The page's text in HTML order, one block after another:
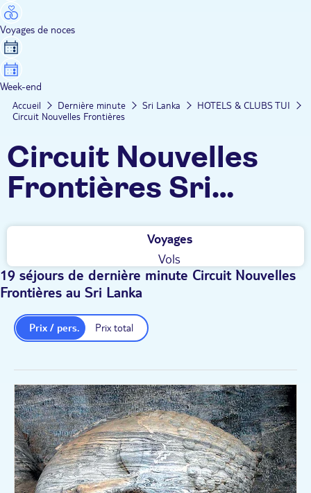
Voyages de noces
Week-end
Accueil Dernière minute Sri Lanka
HOTELS & CLUBS TUI
Circuit Nouvelles Frontières
Circuit Nouvelles
Frontières Sri
Lanka dernière
Voyages
Vols
19 séjours de dernière minute Circuit Nouvelles
Frontières au Sri Lanka
Prix total
Prix / pers.